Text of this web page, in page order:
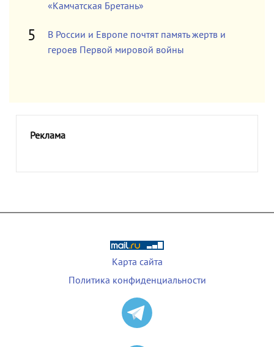
«Камчатская Бретань»
В России и Европе почтят память жертв и
героев Первой мировой войны
Реклама
Карта сайта
Политика конфиденциальности